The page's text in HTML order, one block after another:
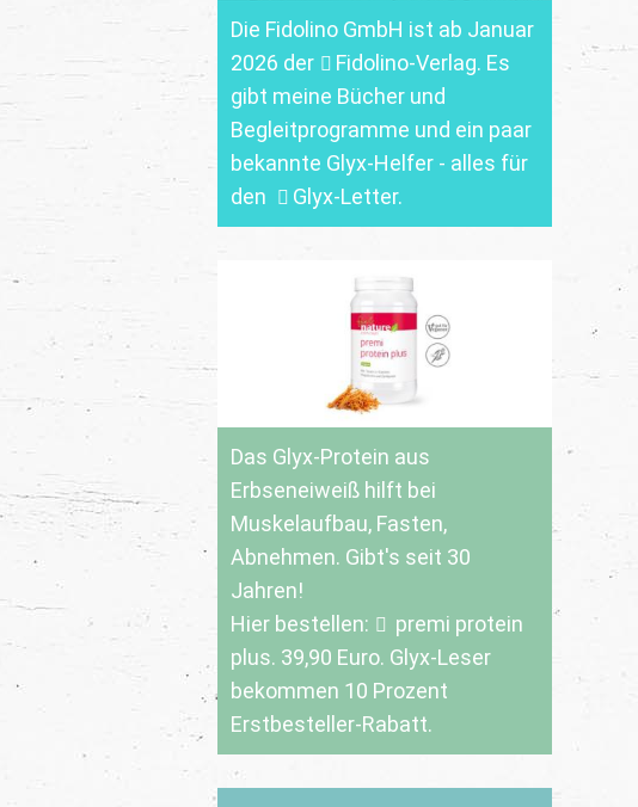
Die Fidolino GmbH ist ab Januar
2026 der
Fidolino-Verlag. Es
gibt meine Bücher und
Begleitprogramme und ein paar
bekannte Glyx-Helfer - alles für
den
Glyx-Letter.
Das Glyx-Protein aus
Erbseneiweiß hilft bei
Muskelaufbau, Fasten,
Abnehmen. Gibt's seit 30
Jahren!
Hier bestellen:
premi protein
plus. 39,90 Euro. Glyx-Leser
bekommen 10 Prozent
Erstbesteller-Rabatt.